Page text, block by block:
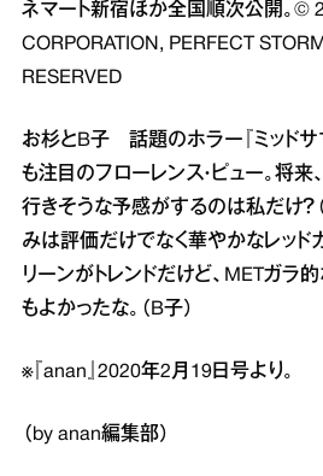
ネマート新宿ほか全国順次公開。©
CORPORATION, PERFECT
RESERVED
お杉とB子 話題のホラー『ミッドサ
も注目のフローレンス・ピュー。将来
行きそうな予感がするのは私だけ？
みは評価だけでなく華やかなレッド
リーンがトレンドだけど、METガラ
もよかったな。（B子）
※『anan』2020年2月19日号より。
（by anan編集部）